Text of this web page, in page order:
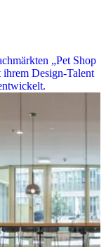
„Pet Shop
Design-Talent